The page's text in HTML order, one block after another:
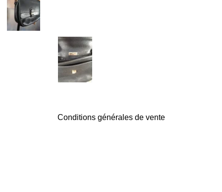
Conditions générales de vente